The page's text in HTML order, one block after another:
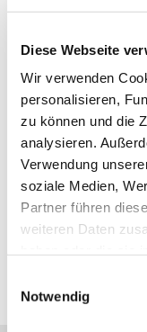
Diese Webseite
Wir verwenden
personalisieren,
zu können und die
analysieren.
Verwendung
soziale Medien,
Partner führen
weiteren Daten
Notwendig
Gesamtgewicht bis
D-Wertes (23,41 kN)
Fahrzeugen mit
ausgewählten
rufen Sie uns gern an.
Anhängelast: 3500 kg
Stützlast: 75 kg